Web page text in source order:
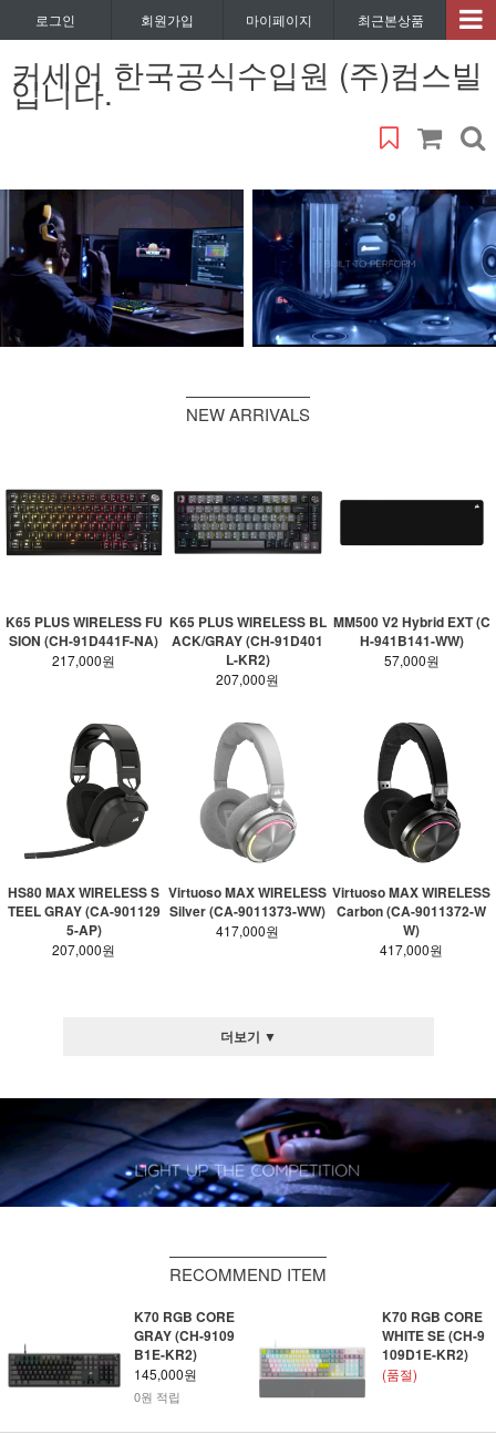
로그인 회원가입 마이페이지 최근본상품
커세어 한국공식수입원 (주)컴스빌
입니다.
NEW ARRIVALS
K65 PLUS WIRELESS FU
SION (CH-91D441F-NA)
217,000원
K65 PLUS WIRELESS BL
ACK/GRAY (CH-91D401
L-KR2)
207,000원
MM500 V2 Hybrid EXT (C
H-941B141-WW)
57,000원
HS80 MAX WIRELESS S
TEEL GRAY (CA-901129
5-AP)
207,000원
Virtuoso MAX WIRELESS
Silver (CA-9011373-WW)
417,000원
Virtuoso MAX WIRELESS
Carbon (CA-9011372-W
W)
417,000원
더보기 ▼
RECOMMEND ITEM
K70 RGB CORE
GRAY (CH-9109
B1E-KR2)
145,000원
0원 적립
K70 RGB CORE
WHITE SE (CH-9
109D1E-KR2)
(품절)